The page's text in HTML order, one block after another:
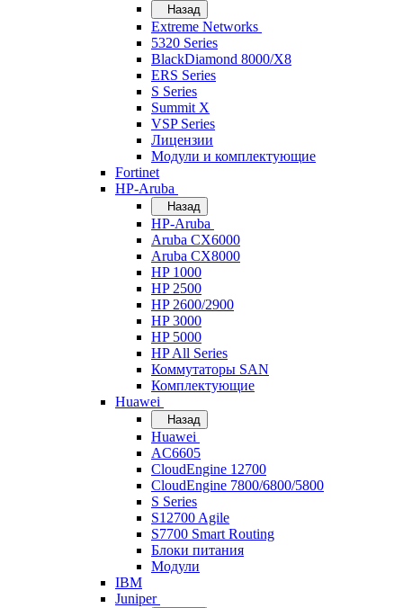
Назад
Extreme Networks
5320 Series
BlackDiamond 8000/X8
ERS Series
S Series
Summit X
VSP Series
Лицензии
Модули и комплектующие
Fortinet
HP-Aruba
Назад
HP-Aruba
Aruba CX6000
Aruba CX8000
HP 1000
HP 2500
HP 2600/2900
HP 3000
HP 5000
HP All Series
Коммутаторы SAN
Комплектующие
Huawei
Назад
Huawei
AC6605
CloudEngine 12700
CloudEngine 7800/6800/5800
S Series
S12700 Agile
S7700 Smart Routing
Блоки питания
Модули
IBM
Juniper